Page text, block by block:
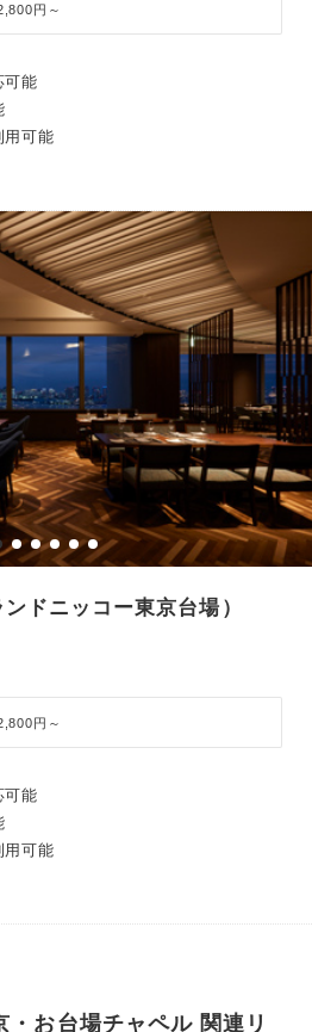
円～
可能
用可能
ドニッコー東京台場）
円～
可能
用可能
・お台場チャペル 関連リ